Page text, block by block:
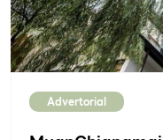
Advertorial